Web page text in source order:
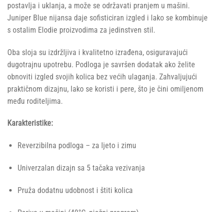
postavlja i uklanja, a može se održavati pranjem u mašini.
Juniper Blue nijansa daje sofisticiran izgled i lako se kombinuje
s ostalim Elodie proizvodima za jedinstven stil.
Oba sloja su izdržljiva i kvalitetno izrađena, osiguravajući
dugotrajnu upotrebu. Podloga je savršen dodatak ako želite
obnoviti izgled svojih kolica bez većih ulaganja. Zahvaljujući
praktičnom dizajnu, lako se koristi i pere, što je čini omiljenom
među roditeljima.
Karakteristike:
Reverzibilna podloga – za ljeto i zimu
Univerzalan dizajn sa 5 tačaka vezivanja
Pruža dodatnu udobnost i štiti kolica